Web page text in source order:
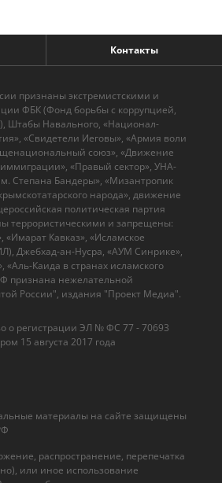
Контакты
материалы на сайте защищены
распространение, перепечатка
или иное использование
о регистрации ЭЛ № ФС 77 - 70693
15 августа 2017 года
признаны экстремистскими и
ФБК (Фонд борьбы с коррупцией,
Штабы Навального, «Национал-
«Свидетели Иеговы», «Армия воли
союз», «Движение
«Правый сектор», УНА-
Степана Бандеры», «Мизантропик
народа», движение
политическая партия
террористическими и запрещены:
Кавказ», «Исламское
Джебхад-ан-Нусра, «АУМ Синрике»,
«Аль-Каида в странах исламского
признана нежелательной
России", издания "Проект Медиа".